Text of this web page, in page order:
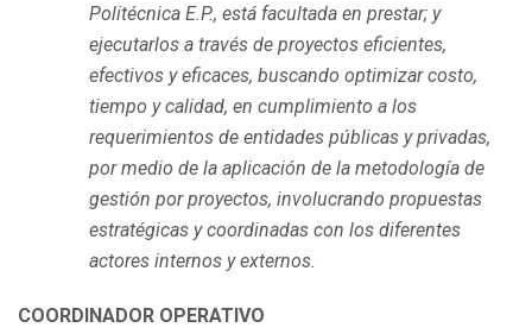
Politécnica E.P., está facultada en prestar; y
ejecutarlos a través de proyectos eficientes,
efectivos y eficaces, buscando optimizar costo,
tiempo y calidad, en cumplimiento a los
requerimientos de entidades públicas y privadas,
por medio de la aplicación de la metodología de
gestión por proyectos, involucrando propuestas
estratégicas y coordinadas con los diferentes
actores internos y externos.
COORDINADOR OPERATIVO